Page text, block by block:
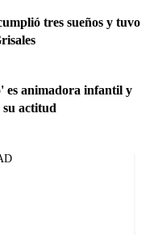
tres sueños y tuvo
es animadora infantil y
actitud